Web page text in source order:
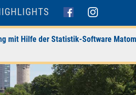
mit Hilfe der Statistik-Software